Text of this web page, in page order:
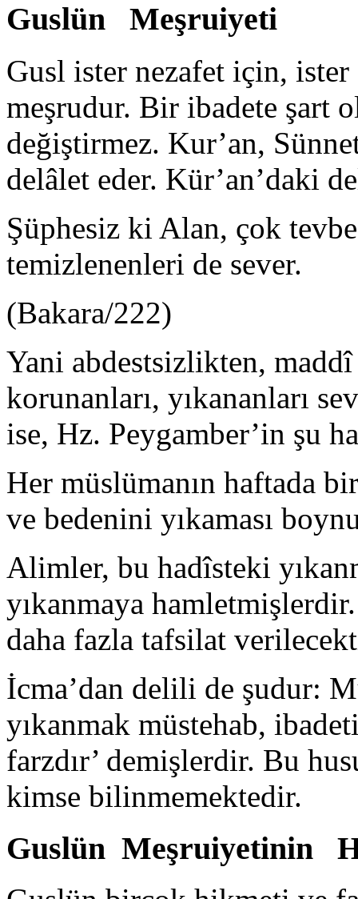
Guslün Meşruiyeti
Gusl ister nezafet için,
meşrudur. Bir ibadete şart
değiştirmez. Kur’an,
delâlet eder. Kür’an’daki
Şüphesiz ki Alan, çok
temizlenenleri de sever.
(Bakara/222)
Yani abdestsizlikten,
korunanları, yıkananları
ise, Hz. Peygamber’in şu
Her müslümanın haftada
ve be­denini yıkaması
Alimler, bu hadîsteki
yıkanmaya
daha fazla tafsilat
İcma’dan delili de şudur:
yıkanmak müstehab,
farzdır’ demişlerdir. Bu
kimse bilinmemektedir.
Guslün Meşruiyetinin